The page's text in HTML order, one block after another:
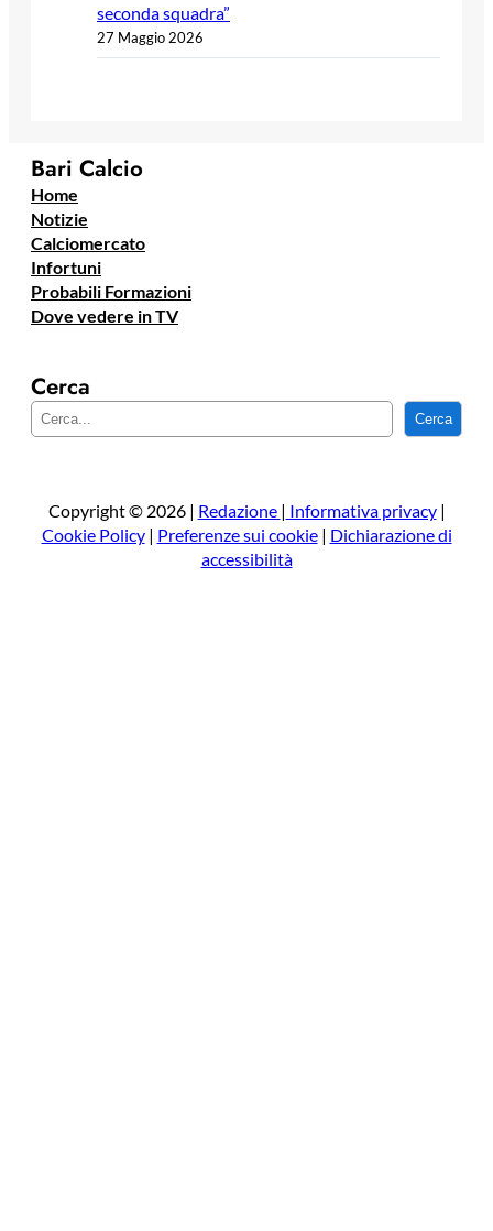
seconda squadra”
27 Maggio 2026
Bari Calcio
Home
Notizie
Calciomercato
Infortuni
Probabili Formazioni
Dove vedere in TV
Cerca
e
a
Cerca
Copyright © 2026 | Redazione | Informativa privacy|
Cookie Policy| Preferenze sui cookie| Dichiarazione di
accessibilità